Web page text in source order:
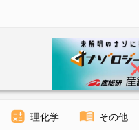
理化学 その他